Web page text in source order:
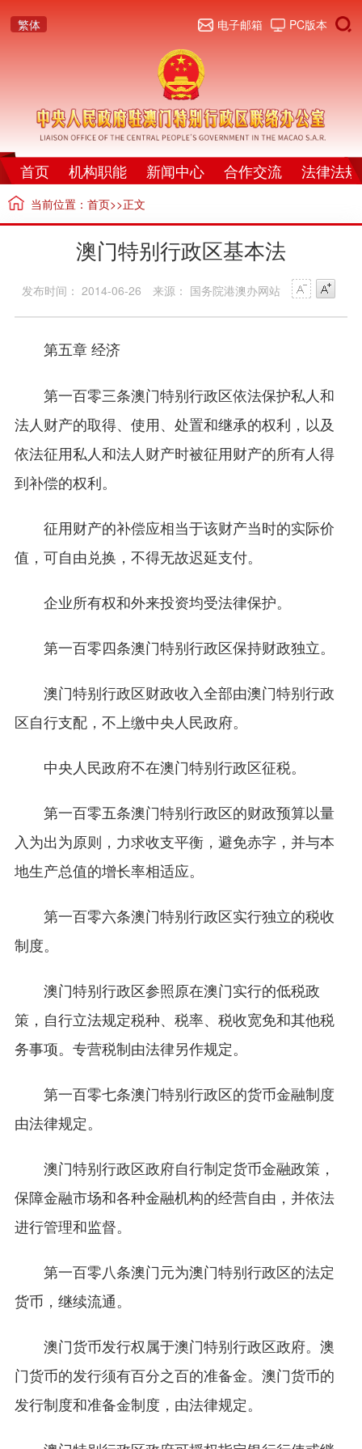
繁体 PC版本
电子邮箱
首页 机构职能 新闻中心 合作交流 法律法规
当前位置： 首页>>正文
澳门特别行政区基本法
发布时间： 2014-06-26 来源： 国务院港澳办网站
第五章 经济
第一百零三条澳门特别行政区依法保护私人和
法人财产的取得、使用、处置和继承的权利，以及
依法征用私人和法人财产时被征用财产的所有人得
到补偿的权利。
征用财产的补偿应相当于该财产当时的实际价
值，可自由兑换，不得无故迟延支付。
企业所有权和外来投资均受法律保护。
第一百零四条澳门特别行政区保持财政独立。
澳门特别行政区财政收入全部由澳门特别行政
区自行支配，不上缴中央人民政府。
中央人民政府不在澳门特别行政区征税。
第一百零五条澳门特别行政区的财政预算以量
入为出为原则，力求收支平衡，避免赤字，并与本
地生产总值的增长率相适应。
第一百零六条澳门特别行政区实行独立的税收
制度。
澳门特别行政区参照原在澳门实行的低税政
策，自行立法规定税种、税率、税收宽免和其他税
务事项。专营税制由法律另作规定。
第一百零七条澳门特别行政区的货币金融制度
由法律规定。
澳门特别行政区政府自行制定货币金融政策，
保障金融市场和各种金融机构的经营自由，并依法
进行管理和监督。
第一百零八条澳门元为澳门特别行政区的法定
货币，继续流通。
澳门货币发行权属于澳门特别行政区政府。澳
门货币的发行须有百分之百的准备金。澳门货币的
发行制度和准备金制度，由法律规定。